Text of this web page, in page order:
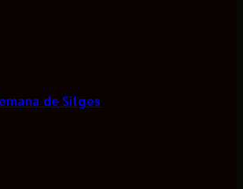
de Sitges